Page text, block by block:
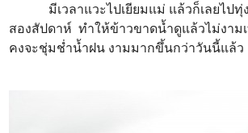
มีเวลาแวะไปเยียมแม่ แล้วก็เลยไ
สองสัปดาห์ ทำให้ข้าวขาดน้ำดูแล้วไม่งา
คงจะชุ่มช่ำน้ำฝน งามมากขึ้นกว่าวันนี้แล้ว